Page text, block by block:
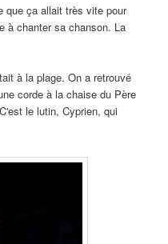
que ça allait très vite pour
à chanter sa chanson. La
à la plage. On a retrouvé
corde à la chaise du Père
le lutin, Cyprien, qui